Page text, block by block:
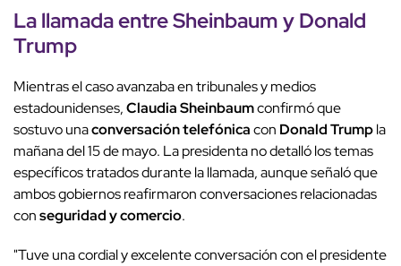
La llamada entre Sheinbaum yDonald
Trump
Mientras el caso avanzaba en tribunales y medios
estadounidenses,Claudia Sheinbaumconfirmó que
sostuvo unaconversación telefónicacon Donald Trumpla
mañana del 15 de mayo. La presidenta no detalló los temas
específicos tratados durante la llamada, aunque señaló que
ambos gobiernos reafirmaron conversaciones relacionadas
conseguridad y comercio.
"Tuve una cordial y excelente conversación con el presidente